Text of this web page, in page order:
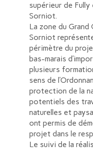
supérieur de
Sorniot.
La zone du Grand
Sorniot
périmètre du
bas-marais
plusieurs
sens de
protection de la
potentiels des
naturelles et
ont permis de
projet dans le
Le suivi de la